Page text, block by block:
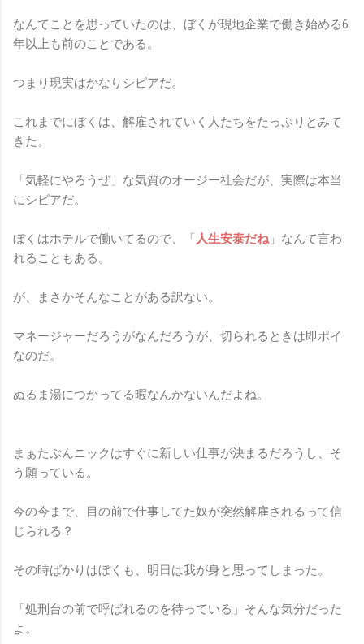
なんてことを思っていたのは、ぼくが現地企業で働き始める6
年以上も前のことである。
つまり現実はかなりシビアだ。
これまでにぼくは、解雇されていく人たちをたっぷりとみて
きた。
「気軽にやろうぜ」な気質のオージー社会だが、実際は本当
にシビアだ。
ぼくはホテルで働いてるので、「人生安泰だね」なんて言わ
れることもある。
が、まさかそんなことがある訳ない。
マネージャーだろうがなんだろうが、切られるときは即ポイ
なのだ。
ぬるま湯につかってる暇なんかないんだよね。
まぁたぶんニックはすぐに新しい仕事が決まるだろうし、そ
う願っている。
今の今まで、目の前で仕事してた奴が突然解雇されるって信
じられる？
その時ばかりはぼくも、明日は我が身と思ってしまった。
「処刑台の前で呼ばれるのを待っている」そんな気分だった
よ。